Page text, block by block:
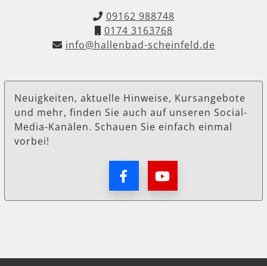
09162 988748
0174 3163768
info@hallenbad-scheinfeld.de
Neuigkeiten, aktuelle Hinweise, Kursangebote
und mehr, finden Sie auch auf unseren Social-
Media-Kanälen. Schauen Sie einfach einmal
vorbei!